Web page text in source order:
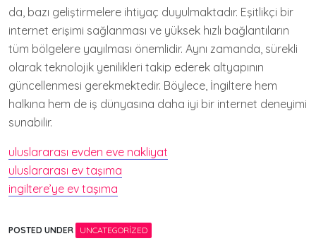
da, bazı geliştirmelere ihtiyaç duyulmaktadır. Eşitlikçi bir
internet erişimi sağlanması ve yüksek hızlı bağlantıların
tüm bölgelere yayılması önemlidir. Aynı zamanda, sürekli
olarak teknolojik yenilikleri takip ederek altyapının
güncellenmesi gerekmektedir. Böylece, İngiltere hem
halkına hem de iş dünyasına daha iyi bir internet deneyimi
sunabilir.
uluslararası evden eve nakliyat
uluslararası ev taşıma
ingiltere’ye ev taşıma
POSTED UNDER UNCATEGORIZED